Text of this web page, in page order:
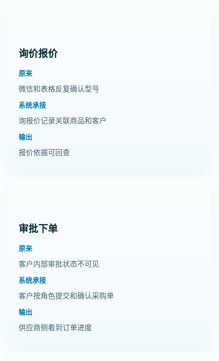
询价报价
原来
微信和表格反复确认型号
系统承接
询报价记录关联商品和客户
输出
报价依据可回查
审批下单
原来
客户内部审批状态不可见
系统承接
客户按角色提交和确认采购单
输出
供应商侧看到订单进度